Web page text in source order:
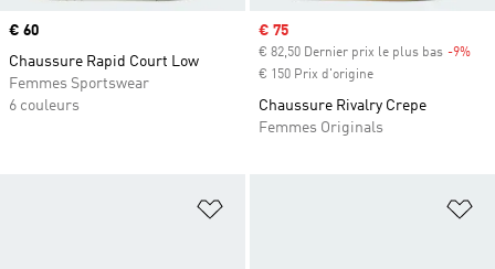
Prix
€ 60
Chaussure Rapid Court Low
Femmes Sportswear
6 couleurs
Prix soldé
€ 75
€ 82,50 Dernier prix le plus bas -9%
€ 150 Prix d'origine
Chaussure Rivalry Crepe
Femmes Originals
Ajouter à la Liste de produits